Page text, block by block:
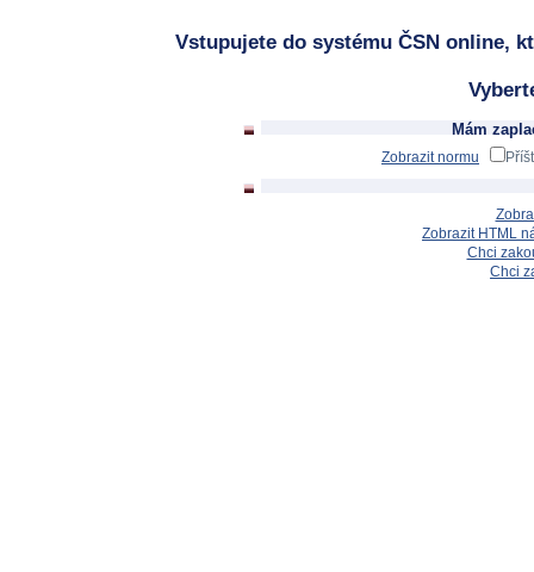
Vstupujete do systému ČSN online,
Mám
Zobrazit normu
Zobrazit HTML
Chci
Chci